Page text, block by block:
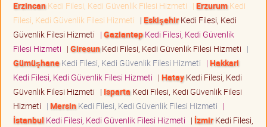
ErzincanKedi Filesi, Kedi Güvenlik Filesi Hizmeti | ErzurumKedi
Filesi, Kedi Güvenlik Filesi Hizmeti | EskişehirKedi Filesi, Kedi
Güvenlik Filesi Hizmeti | GaziantepKedi Filesi, Kedi Güvenlik
Filesi Hizmeti | GiresunKedi Filesi, Kedi Güvenlik Filesi Hizmeti |
GümüşhaneKedi Filesi, Kedi Güvenlik Filesi Hizmeti | Hakkari
Kedi Filesi, Kedi Güvenlik Filesi Hizmeti | HatayKedi Filesi, Kedi
Güvenlik Filesi Hizmeti | Isparta Kedi Filesi, Kedi Güvenlik Filesi
Hizmeti | MersinKedi Filesi, Kedi Güvenlik Filesi Hizmeti |
İstanbul Kedi Filesi, Kedi Güvenlik Filesi Hizmeti | İzmirKedi Filesi,